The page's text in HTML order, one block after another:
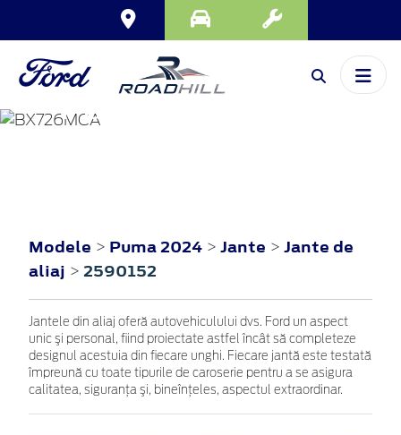
PUMA
Modele > Puma 2024 > Jante > Jante de
aliaj > 2590152
Jantele din aliaj oferă autovehiculului dvs. Ford un aspect
unic şi personal, fiind proiectate astfel încât să completeze
designul acestuia din fiecare unghi. Fiecare jantă este testată
împreună cu toate tipurile de caroserie pentru a se asigura
calitatea, siguranţa şi, bineînţeles, aspectul extraordinar.